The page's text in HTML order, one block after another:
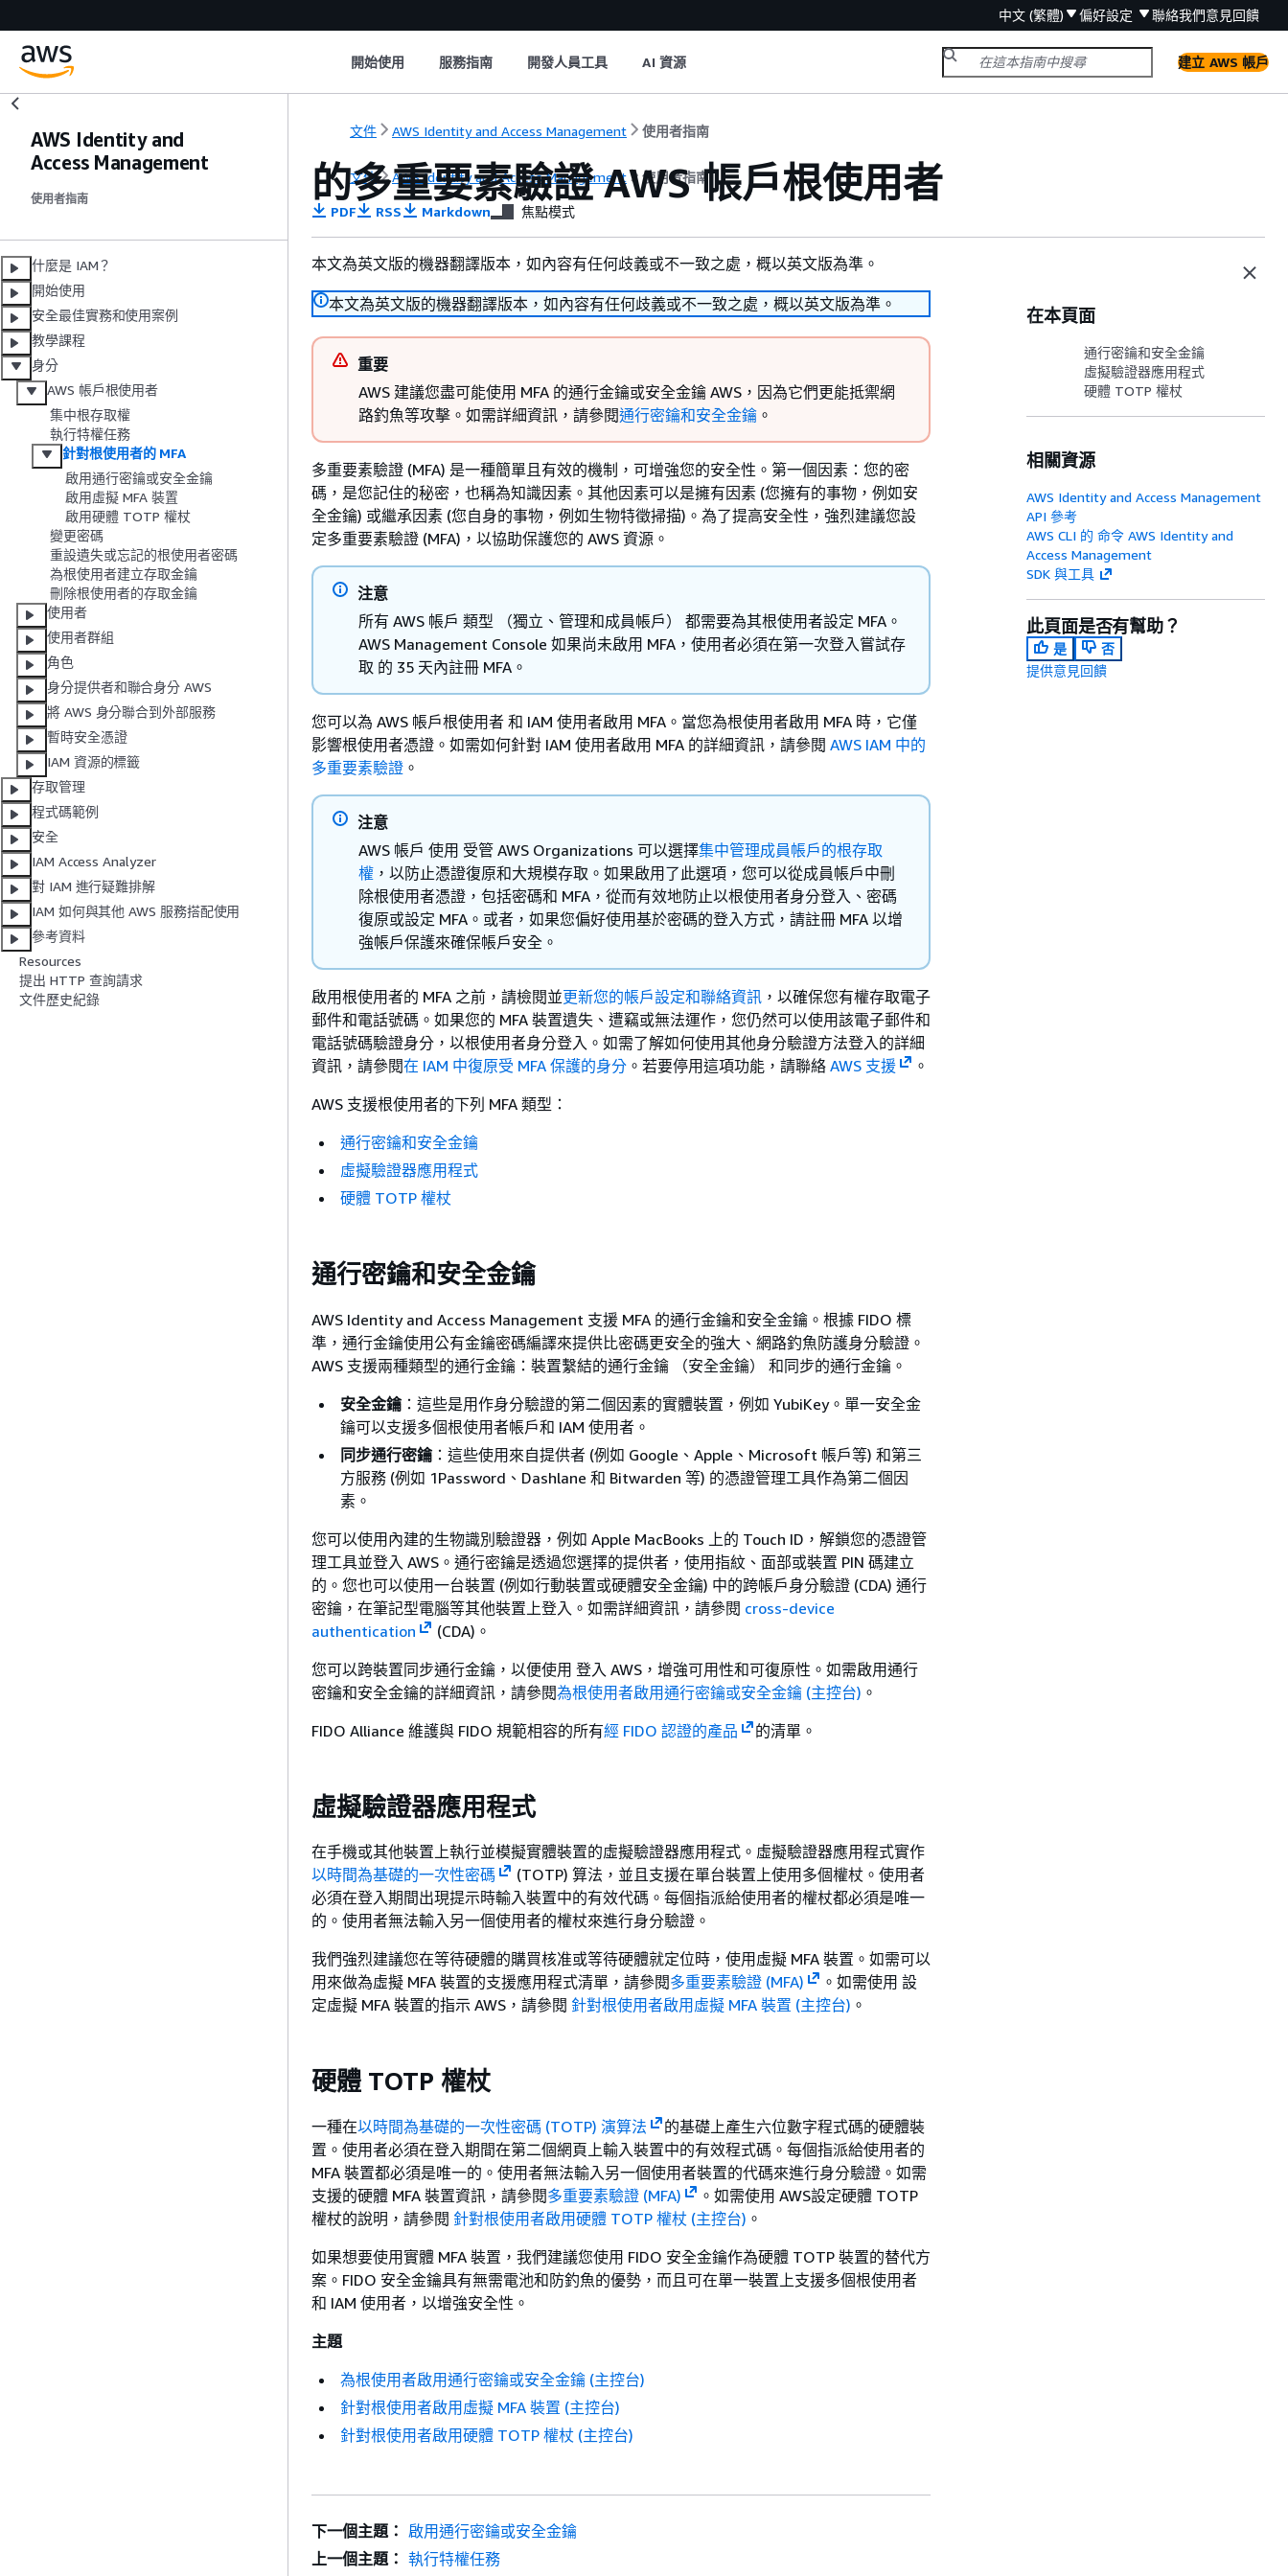
中文 (繁體) 偏好設定 聯絡我們意見回饋
開始使用 服務指南 開發人員工具 AI 資源 建立 AWS 帳戶
AWS Identity and
Access Management
使用者指南
什麼是 IAM？
開始使用
安全最佳實務和使用案例
教學課程
身分
AWS 帳戶根使用者
集中根存取權
執行特權任務
針對根使用者的 MFA
啟用通行密鑰或安全金鑰
啟用虛擬 MFA 裝置
啟用硬體 TOTP 權杖
變更密碼
重設遺失或忘記的根使用者密碼
為根使用者建立存取金鑰
刪除根使用者的存取金鑰
使用者
使用者群組
角色
身分提供者和聯合身分 AWS
將 AWS 身分聯合到外部服務
暫時安全憑證
IAM 資源的標籤
存取管理
程式碼範例
安全
IAM Access Analyzer
對 IAM 進行疑難排解
IAM 如何與其他 AWS 服務搭配使用
參考資料
Resources
提出 HTTP 查詢請求
文件歷史紀錄
文件 AWS Identity and Access Management 使用者指南
文件 AWS Identity and Access Management 使用者指南
的多重要素驗證 AWS 帳戶根使用者
PDF RSS Markdown 焦點模式
本文為英文版的機器翻譯版本，如內容有任何歧義或不一致之處，概以英文版為準。
本文為英文版的機器翻譯版本，如內容有任何歧義或不一致之處，概以英文版為準。
重要
AWS 建議您盡可能使用 MFA 的通行金鑰或安全金鑰 AWS，因為它們更能抵禦網
路釣魚等攻擊。如需詳細資訊，請參閱通行密鑰和安全金鑰 。
多重要素驗證 (MFA) 是一種簡單且有效的機制，可增強您的安全性。第一個因素：您的密
碼，是您記住的秘密，也稱為知識因素。其他因素可以是擁有因素 (您擁有的事物，例如安
全金鑰) 或繼承因素 (您自身的事物，例如生物特徵掃描)。為了提高安全性，強烈建議您設
定多重要素驗證 (MFA)，以協助保護您的 AWS 資源。
注意
所有 AWS 帳戶 類型 （獨立、管理和成員帳戶） 都需要為其根使用者設定 MFA。
AWS Management Console 如果尚未啟用 MFA，使用者必須在第一次登入嘗試存
取 的 35 天內註冊 MFA。
您可以為 AWS 帳戶根使用者 和 IAM 使用者啟用 MFA。當您為根使用者啟用 MFA 時，它僅
影響根使用者憑證。如需如何針對 IAM 使用者啟用 MFA 的詳細資訊，請參閱 AWS IAM 中的
多重要素驗證 。
注意
AWS 帳戶 使用 受管 AWS Organizations 可以選擇集中管理成員帳戶的根存取
權 ，以防止憑證復原和大規模存取。如果啟用了此選項，您可以從成員帳戶中刪
除根使用者憑證，包括密碼和 MFA，從而有效地防止以根使用者身分登入、密碼
復原或設定 MFA。或者，如果您偏好使用基於密碼的登入方式，請註冊 MFA 以增
強帳戶保護來確保帳戶安全。
啟用根使用者的 MFA 之前，請檢閱並更新您的帳戶設定和聯絡資訊 ，以確保您有權存取電子
郵件和電話號碼。如果您的 MFA 裝置遺失、遭竊或無法運作，您仍然可以使用該電子郵件和
電話號碼驗證身分，以根使用者身分登入。如需了解如何使用其他身分驗證方法登入的詳細
資訊，請參閱在 IAM 中復原受 MFA 保護的身分 。若要停用這項功能，請聯絡 AWS 支援
。
AWS 支援根使用者的下列 MFA 類型：
通行密鑰和安全金鑰
虛擬驗證器應用程式
硬體 TOTP 權杖
通行密鑰和安全金鑰
AWS Identity and Access Management 支援 MFA 的通行金鑰和安全金鑰。根據 FIDO 標
準，通行金鑰使用公有金鑰密碼編譯來提供比密碼更安全的強大、網路釣魚防護身分驗證。
AWS 支援兩種類型的通行金鑰：裝置繫結的通行金鑰 （安全金鑰） 和同步的通行金鑰。
安全金鑰 ：這些是用作身分驗證的第二個因素的實體裝置，例如 YubiKey。單一安全金
鑰可以支援多個根使用者帳戶和 IAM 使用者。
同步通行密鑰 ：這些使用來自提供者 (例如 Google、Apple、Microsoft 帳戶等) 和第三
方服務 (例如 1Password、Dashlane 和 Bitwarden 等) 的憑證管理工具作為第二個因
素。
您可以使用內建的生物識別驗證器，例如 Apple MacBooks 上的 Touch ID，解鎖您的憑證管
理工具並登入 AWS。通行密鑰是透過您選擇的提供者，使用指紋、面部或裝置 PIN 碼建立
的。您也可以使用一台裝置 (例如行動裝置或硬體安全金鑰) 中的跨帳戶身分驗證 (CDA) 通行
密鑰，在筆記型電腦等其他裝置上登入。如需詳細資訊，請參閱 cross-device
authentication
(CDA)。
您可以跨裝置同步通行金鑰，以便使用 登入 AWS，增強可用性和可復原性。如需啟用通行
密鑰和安全金鑰的詳細資訊，請參閱為根使用者啟用通行密鑰或安全金鑰 (主控台) 。
FIDO Alliance 維護與 FIDO 規範相容的所有經 FIDO 認證的產品 的清單。
虛擬驗證器應用程式
在手機或其他裝置上執行並模擬實體裝置的虛擬驗證器應用程式。虛擬驗證器應用程式實作
以時間為基礎的一次性密碼
(TOTP) 算法，並且支援在單台裝置上使用多個權杖。使用者
必須在登入期間出現提示時輸入裝置中的有效代碼。每個指派給使用者的權杖都必須是唯一
的。使用者無法輸入另一個使用者的權杖來進行身分驗證。
我們強烈建議您在等待硬體的購買核准或等待硬體就定位時，使用虛擬 MFA 裝置。如需可以
用來做為虛擬 MFA 裝置的支援應用程式清單，請參閱多重要素驗證 (MFA)
。如需使用 設
定虛擬 MFA 裝置的指示 AWS，請參閱 針對根使用者啟用虛擬 MFA 裝置 (主控台) 。
硬體 TOTP 權杖
一種在以時間為基礎的一次性密碼 (TOTP) 演算法
的基礎上產生六位數字程式碼的硬體裝
置。使用者必須在登入期間在第二個網頁上輸入裝置中的有效程式碼。每個指派給使用者的
MFA 裝置都必須是唯一的。使用者無法輸入另一個使用者裝置的代碼來進行身分驗證。如需
支援的硬體 MFA 裝置資訊，請參閱多重要素驗證 (MFA)
。如需使用 AWS設定硬體 TOTP
權杖的說明，請參閱 針對根使用者啟用硬體 TOTP 權杖 (主控台) 。
如果想要使用實體 MFA 裝置，我們建議您使用 FIDO 安全金鑰作為硬體 TOTP 裝置的替代方
案。FIDO 安全金鑰具有無需電池和防釣魚的優勢，而且可在單一裝置上支援多個根使用者
和 IAM 使用者，以增強安全性。
主題
為根使用者啟用通行密鑰或安全金鑰 (主控台)
針對根使用者啟用虛擬 MFA 裝置 (主控台)
針對根使用者啟用硬體 TOTP 權杖 (主控台)
在本頁面
通行密鑰和安全金鑰
虛擬驗證器應用程式
硬體 TOTP 權杖
相關資源
AWS Identity and Access Management
API 參考
AWS CLI 的 命令 AWS Identity and
Access Management
SDK 與工具
此頁面是否有幫助？
是
否
提供意見回饋
下一個主題： 啟用通行密鑰或安全金鑰
上一個主題： 執行特權任務